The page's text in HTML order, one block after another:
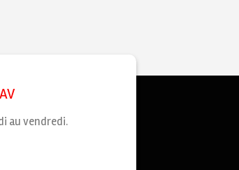
au vendredi.